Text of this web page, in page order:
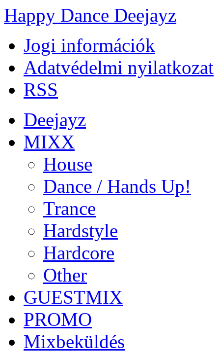
Happy Dance Deejayz
Jogi információk
Adatvédelmi nyilatkozat
RSS
Deejayz
MIXX
House
Dance / Hands Up!
Trance
Hardstyle
Hardcore
Other
GUESTMIX
PROMO
Mixbeküldés